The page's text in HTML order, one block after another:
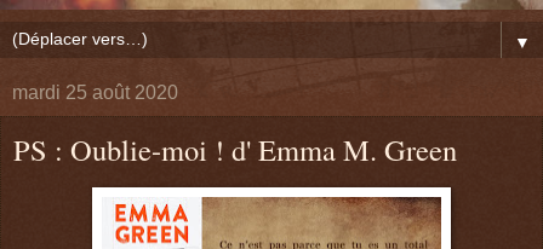
▼
mardi 25 août 2020
PS : Oublie-moi ! d' Emma M. Green